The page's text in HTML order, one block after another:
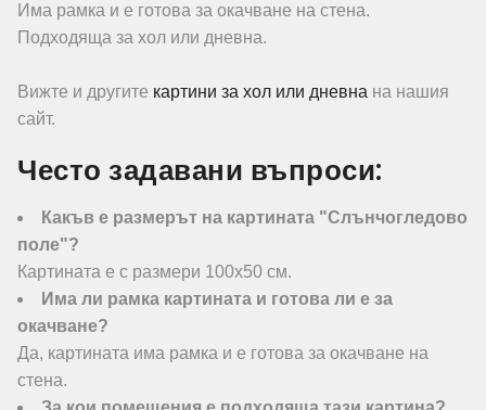
Има рамка и е готова за окачване на стена.
Подходяща за хол или дневна.
Вижте и другите картини за хол или дневна на нашия
сайт.
Често задавани въпроси:
Какъв е размерът на картината "Слънчогледово
поле"?
Картината е с размери 100х50 см.
Има ли рамка картината и готова ли е за
окачване?
Да, картината има рамка и е готова за окачване на
стена.